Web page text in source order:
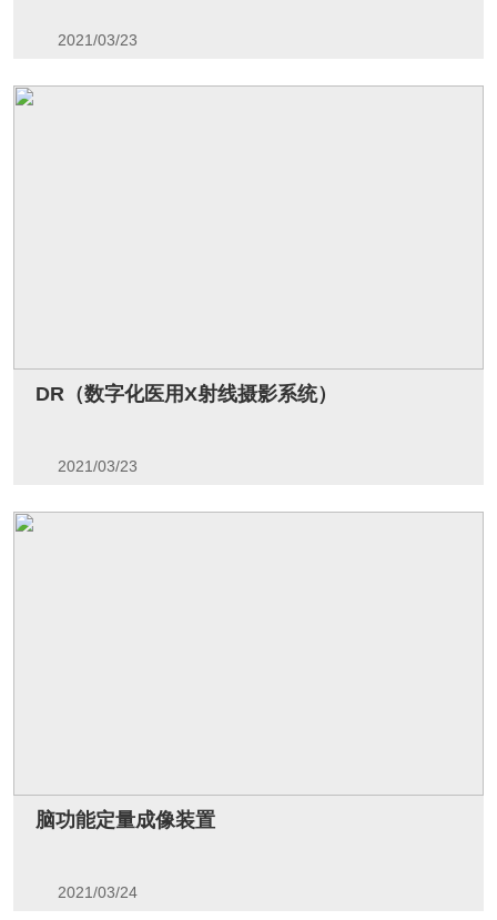
2021/03/23
DR（数字化医用X射线摄影系统）
2021/03/23
脑功能定量成像装置
2021/03/24